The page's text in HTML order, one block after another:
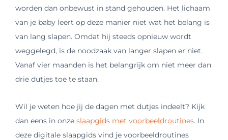
worden dan onbewust in stand gehouden. Het lichaam
van je baby leert op deze manier niet wat het belang is
van lang slapen. Omdat hij steeds opnieuw wordt
weggelegd, is de noodzaak van langer slapen er niet.
Vanaf vier maanden is het belangrijk om niet meer dan
drie dutjes toe te staan.
Wil je weten hoe jij de dagen met dutjes indeelt? Kijk
dan eens in onze slaapgids met voorbeeldroutines. In
deze digitale slaapgids vind je voorbeeldroutines